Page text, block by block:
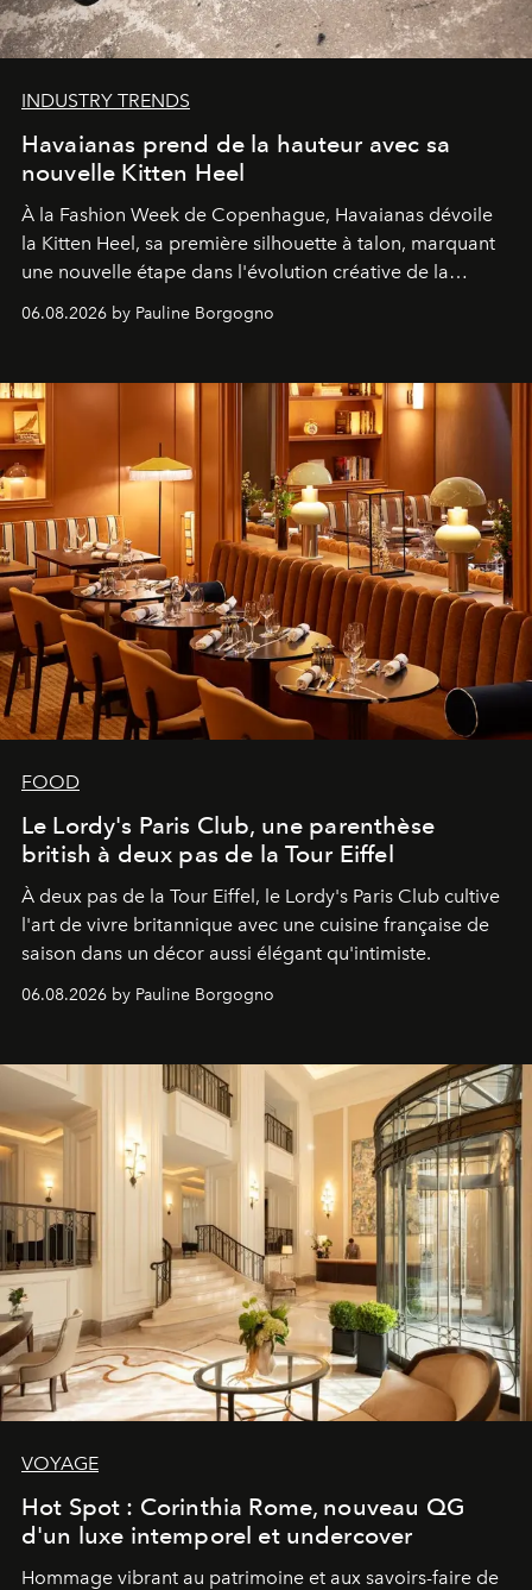
INDUSTRY TRENDS
Havaianas prend de la hauteur avec sa
nouvelle Kitten Heel
À la Fashion Week de Copenhague, Havaianas dévoile
la Kitten Heel, sa première silhouette à talon, marquant
une nouvelle étape dans l'évolution créative de la
06.08.2026 by Pauline Borgogno
FOOD
Le Lordy's Paris Club, une parenthèse
british à deux pas de la Tour Eiffel
À deux pas de la Tour Eiffel, le Lordy's Paris Club cultive
l'art de vivre britannique avec une cuisine française de
saison dans un décor aussi élégant qu'intimiste.
06.08.2026 by Pauline Borgogno
VOYAGE
Hot Spot : Corinthia Rome, nouveau QG
d'un luxe intemporel et undercover
Hommage vibrant au patrimoine et aux savoirs-faire de